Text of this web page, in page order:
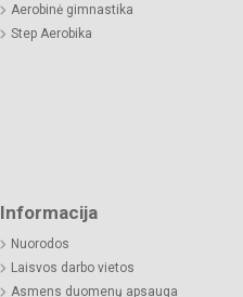
Aerobinė gimnastika
Step Aerobika
Informacija
Nuorodos
Laisvos darbo vietos
Asmens duomenų apsauga